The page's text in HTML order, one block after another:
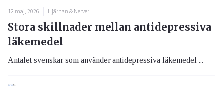
12 maj, 2026 Hjärnan & Nerver
Stora skillnader mellan antidepressiva
läkemedel
Antalet svenskar som använder antidepressiva läkemedel ...